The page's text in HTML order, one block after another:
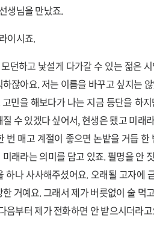
생님을 만났죠.
이시죠.
던하고 낯설게 다가갈 수 있는 젊은
잖아요. 저는 이름을 바꾸고 싶지는
민을 해보다가 나는 지금 등단을 하
수 있겠다 싶어서, 현생은 됐고 미래
번 매고 계절이 좋으면 논밭을 거듭 한
래라는 의미를 담고 있죠. 필명을 안
나 사사해주셨어요. 오래될 고자에
거예요. 그래서 제가 버릇없이 술 먹
음부터 제가 전화하면 안 받으시더라